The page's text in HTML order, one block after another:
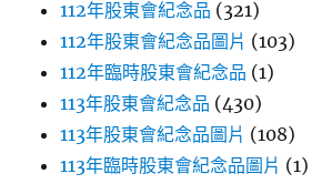
112年股東會紀念品 (321)
112年股東會紀念品圖片 (103)
112年臨時股東會紀念品 (1)
113年股東會紀念品 (430)
113年股東會紀念品圖片 (108)
113年臨時股東會紀念品圖片 (1)